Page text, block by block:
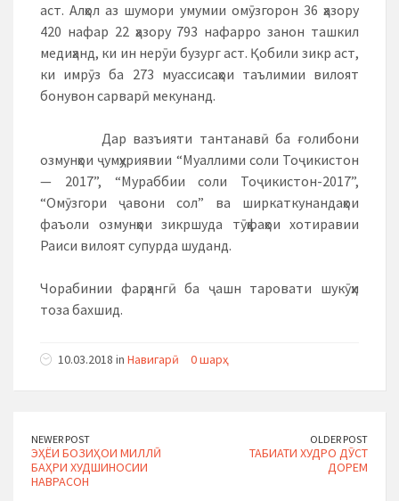
аст. Алҳол аз шумори умумии омӯзгорон 36 ҳазору
420 нафар 22 ҳазору 793 нафарро занон ташкил
медиҳанд, ки ин нерӯи бузург аст. Қобили зикр аст,
ки имрӯз ба 273 муассисаҳои таълимии вилоят
бонувон сарварӣ мекунанд.
Дар вазъияти тантанавӣ ба ғолибони
озмунҳои ҷумҳуриявии “Муаллими соли Тоҷикистон
— 2017”, “Мураббии соли Тоҷикистон-2017”,
“Омӯзгори ҷавони сол” ва ширкаткунандаҳои
фаъоли озмунҳои зикршуда тӯҳфаҳои хотиравии
Раиси вилоят супурда шуданд.
Чорабинии фарҳангӣ ба ҷашн таровати шукӯҳи
тоза бахшид.
10.03.2018 in Навигарӣ 0 шарҳ
NEWER POST
ЭҲЁИ БОЗИҲОИ МИЛЛӢ
БАҲРИ ХУДШИНОСИИ
НАВРАСОН
OLDER POST
ТАБИАТИ ХУДРО ДӮСТ
ДОРЕМ